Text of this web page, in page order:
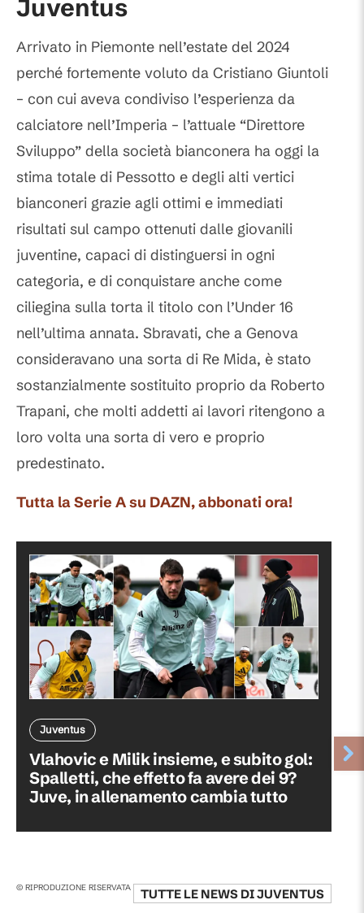
Juventus
Arrivato in Piemonte nell’estate del 2024
perché fortemente voluto da Cristiano Giuntoli
– con cui aveva condiviso l’esperienza da
calciatore nell’Imperia – l’attuale “Direttore
Sviluppo” della società bianconera ha oggi la
stima totale di Pessotto e degli alti vertici
bianconeri grazie agli ottimi e immediati
risultati sul campo ottenuti dalle giovanili
juventine, capaci di distinguersi in ogni
categoria, e di conquistare anche come
ciliegina sulla torta il titolo con l’Under 16
nell’ultima annata. Sbravati, che a Genova
consideravano una sorta di Re Mida, è stato
sostanzialmente sostituito proprio da Roberto
Trapani, che molti addetti ai lavori ritengono a
loro volta una sorta di vero e proprio
predestinato.
Tutta la Serie A su DAZN, abbonati ora!
Juventus
Vlahovic e Milik insieme, e subito gol:
Spalletti, che effetto fa avere dei 9?
Juve, in allenamento cambia tutto
© RIPRODUZIONE RISERVATA TUTTE LE NEWS DIJUVENTUS